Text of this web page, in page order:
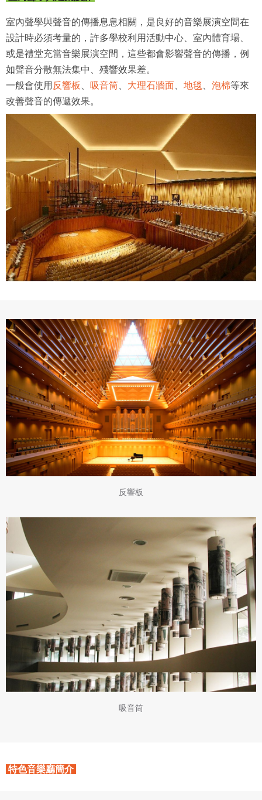
室內聲學與聲音的傳播息息相關，是良好的音樂展演空間在
設計時必須考量的，許多學校利用活動中心、室內體育場、
或是禮堂充當音樂展演空間，這些都會影響聲音的傳播，例
如聲音分散無法集中、殘響效果差。
一般會使用 反響板 吸音筒 大理石牆面 地毯 泡棉等來
改善聲音的傳遞效果。
反響板
吸音筒
特色音樂廳簡介
專案名稱
專案描述 使用 Facebook 帳號登入
使用 Google 帳號登入
還沒有註冊帳號嗎？點擊 立刻註冊
想起密碼了嗎？點擊立刻登入
使用 Facebook 帳號註冊
已經有註冊帳號了嗎？點擊立刻登入
緣會員有意願吉寶知識系統（本系統），經註冊本
系統表示您同意會員合約：
一、定義條款
授權內容：係指吉寶系統有限公司（吉寶系統公司）所有或
經授權使用而置放於吉寶知識系統網站或系統內之著作物。
衍生著作：係指就授權內容改作之創作。
二、會員規範
會員同意遵守本系統之會員規範、著作權條款及隱私權政
策。
違反前項約定者，本系統得終止會員資格。
三、著作權授權
會員得於本系統內使用授權內容，除經著作權人有標示採取
創用CC授權或其他授權者，會員不得重製、轉載、散布或類
似方法流通授權內容。
本系統防盜拷措施或類似措施，會員不得予以破解、破壞或
以其他方法規避。
會員使用本系統之費用，由吉寶系統公司定之並按月收取。
吉寶系統公司得不定期公告與調整費用。
四、會員授權
會員享有其創作之衍生著作的著作權，但會員同意吉寶系統
公司得於該著作權存續期間內無償使用，包括再授權之權
利。
本條約定不因本合約終止而失效。